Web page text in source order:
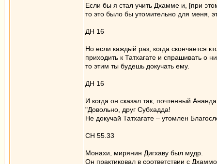
Если бы я стал учить Дхамме и, [при
то это было бы утомительно для меня,
ДН 16
Но если каждый раз, когда скончается
приходить к Татхагате и спрашивать о
то этим ты будешь докучать ему.
ДН 16
И когда он сказал так, почтенный
"Довольно, друг Субхадда!
Не докучай Татхагате – утомлен
СН 55.33
Монахи, мирянин Дигхаву был мудр.
Он практиковал в соответствии с